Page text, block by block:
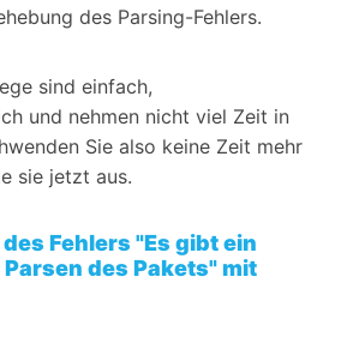
des Parsing-Fehlers.
sind einfach,
und nehmen nicht viel Zeit in
Sie also keine Zeit mehr
sie jetzt aus.
Fehlers "Es gibt ein
des Pakets" mit